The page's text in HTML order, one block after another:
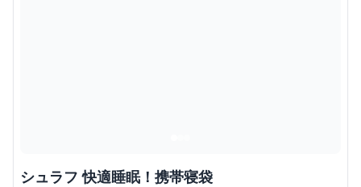
シュラフ 快適睡眠！携帯寝袋